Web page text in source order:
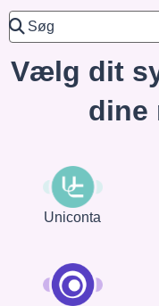
Vælg dit
dine
Uniconta